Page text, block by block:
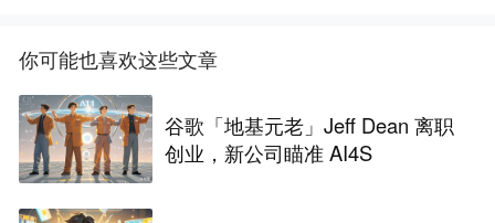
你可能也喜欢这些文章
谷歌「地基元老」Jeff Dean 离职
创业，新公司瞄准 AI4S